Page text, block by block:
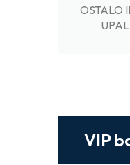
OSTALO
VIP